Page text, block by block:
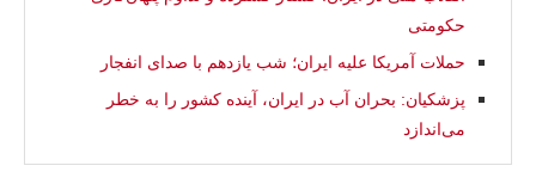
حکومتی
حملات آمریکا علیه ایران؛ شب یازدهم با صدای انفجار
پزشکیان: بحران آب در ایران، آینده کشور را به خطر
می‌اندازد